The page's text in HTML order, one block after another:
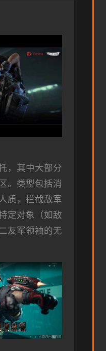
，其中大部分
。类型包括消
质，拦截敌军
定对象（如敌
友军领袖的无